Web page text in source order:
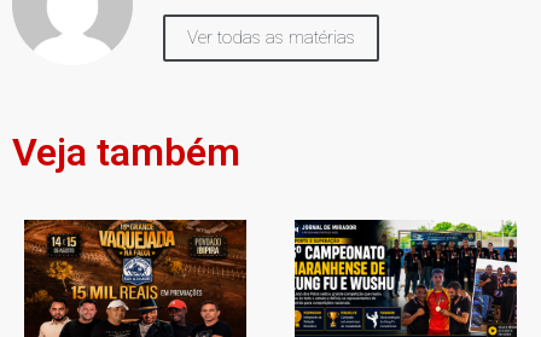
Ver todas as matérias
Veja também